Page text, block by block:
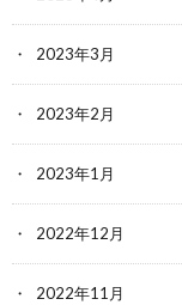
2023年3月
2023年2月
2023年1月
2022年12月
2022年11月